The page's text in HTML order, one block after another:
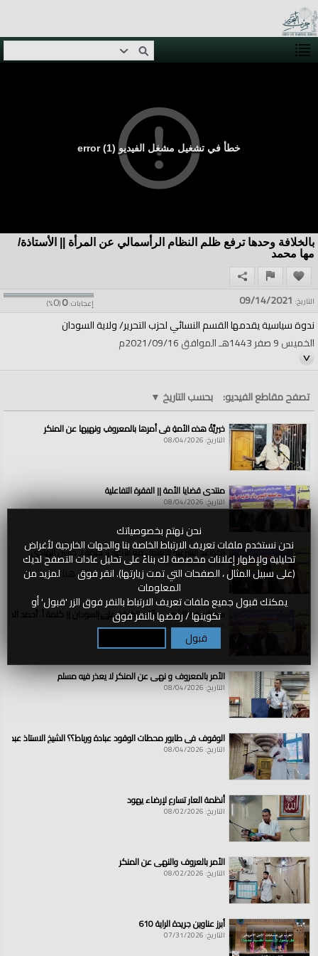
نحن نهتم بخصوصياتك
نحن نستخدم ملفات تعريف الارتباط الخاصة بنا والجهات الخارجية لأغراض
تحليلية ولإظهار إعلانات مخصصة لك بناءً على تحليل عادات التصفح لديك
(على سبيل المثال ، الصفحات التي تمت زيارتها). انقر فوق لمزيد من
المعلومات
يمكنك قبول جميع ملفات تعريف الارتباط بالنقر فوق الزر 'قبول' أو
تكوينها / رفضها بالنقر فوق
قبول
خطأ في تشغيل مشغل الفيديو (1) error
بالخلافة وحدها ترفع ظلم النظام الرأسمالي عن المرأة || الأستاذة/
مها محمد
إعجابات:0
(
0
%) التاريخ: 09/14/2021
ندوة سياسية يقدمها القسم النسائي لحزب التحرير/ ولاية السودان
الخميس 9 صفر 1443هـ الموافق 2021/09/16م
1/ الأستاذة/ غادة عبد الجبار
2/ الأستاذة/ مها محمد
وضابطة المنصة: الأستاذة/ رانيا جعفر
الفئات:
الولايات والمناطق
الولايات والمناطق»السودان
قنوات:
الولايات والمناطق
ترفع |ظلم |النظام|الرأسمالي
تصفح مقاطع الفيديو: بحسب التاريخ ▼
خيريَّةُ هذه الأمةِ في أمرِها بالمعروفِ ونهيِها عن المنكرِ
التاريخ: 08/04/2026
منتدى قضايا الأمة || الفقرة التفاعلية
التاريخ: 08/04/2026
القواعد الشرعية للتعامل مع الأنهار || كلمة أ. حسين الهادي
التاريخ: 08/04/2026
سد النهضة الاثيوبي وآثاره الكارثية على السودان || كلمة أ. أحمد
التاريخ: 08/04/2026
الأمر بالمعروف و نهي عن المنكر لا يعذر فيه مسلم
التاريخ: 08/04/2026
الوقوف في طابور محطات الوقود عبادة ورباط؟؟ الشيخ الاستاذ عبد
التاريخ: 08/04/2026
أنظمة العار تسارع لإرضاء يهود
التاريخ: 08/02/2026
الأمر بالعروف والنهي عن المنكر
التاريخ: 08/02/2026
أبرز عناوين جريدة الراية 610
التاريخ: 07/31/2026